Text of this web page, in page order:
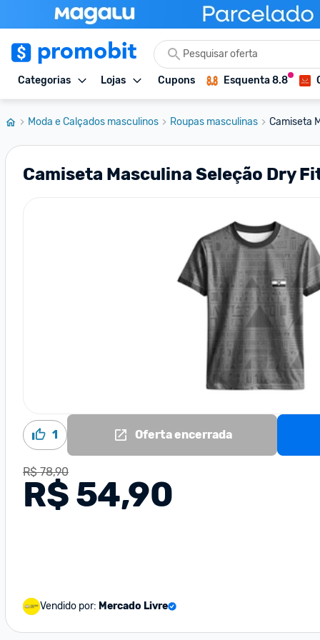
Categorias Lojas Cupons Esquenta 8.8
Moda e Calçados masculinos Roupas masculinas Camiseta
Camiseta Masculina Seleção Dry
1 Oferta encerrada
R$ 78,90
R$ 54,90
Vendido por: Mercado Livre